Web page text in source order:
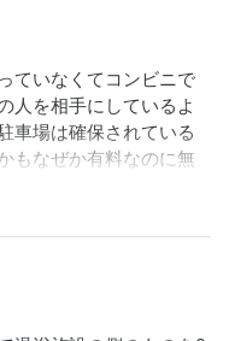
ていなくてコンビニで
人を相手にしているよ
車場は確保されている
もなぜか有料なのに無
直どうなんだろ？とは
ことは何もないのでわ